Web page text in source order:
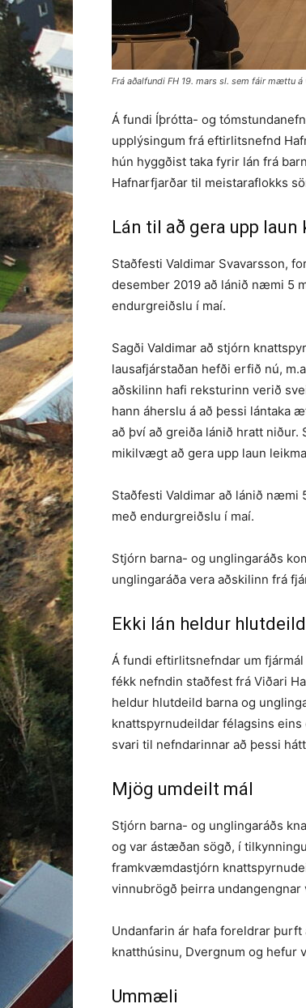
Frá aðalfundi FH 19. mars sl. sem fáir mættu á
Á fundi Íþrótta- og
upplýsingum frá eftirlitsnefnd
hún hyggðist taka fyrir lán frá
Hafnarfjarðar til meistaraflokks
Lán til að gera upp
Staðfesti Valdimar Svavarsson,
desember 2019 að lánið næmi 5
endur­greiðslu í maí.
Sagði Valdimar að stjórn
lausafjárstaðan hefði erfið nú,
aðskilinn hafi reksturinn verið
hann áherslu á að þessi lántaka
að því að greiða lánið hratt niður.
mikilvægt að gera upp laun
Staðfesti Valdimar að lánið næmi
með endur­greiðslu í maí.
Stjórn barna- og unglingaráðs
unglingaráða vera aðskilinn frá
Ekki lán heldur
Á fundi eftirlitsnefndar um
fékk nefndin staðfest frá Viðari
heldur hlutdeild barna og
knattspyrnudeildar félagsins
svari til nefndarinnar að þessi
Mjög umdeilt mál
Stjórn barna- og unglingaráðs
og var ástæðan sögð, í
framkvæmdastjórn
vinnubrögð þeirra undangengnar
Undan­farin ár hafa foreldrar
knatthúsinu, Dvergn­um og hefur
Ummæli